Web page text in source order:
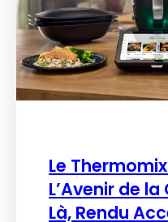
Le
L’Avenir de
Là, Rendu